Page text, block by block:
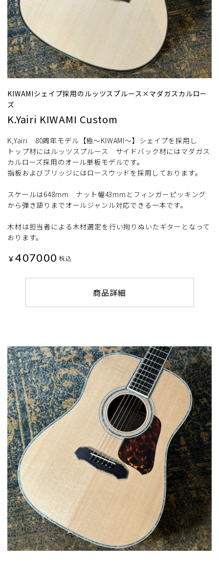
KIWAMIシェイプ採用のルッツスプルース×マダガスカルロー
ズ
K.Yairi KIWAMI Custom
K,Yairi 80周年モデル【極〜KIWAMI〜】シェイプを採用し
トップ材にはルッツスプルース サイドバック材にはマダガス
カルローズ採用のオール単板モデルです。
指板およびブリッジにはロースウッドを採用しております。
スケールは648mm ナット幅43mmとフィンガーピッキング
から弾き語りまでオールジャンル対応できる一本です。
木材は担当者による木材選定を行い拘りぬいたギターとなって
おります。
¥ 407000 税込
商品詳細